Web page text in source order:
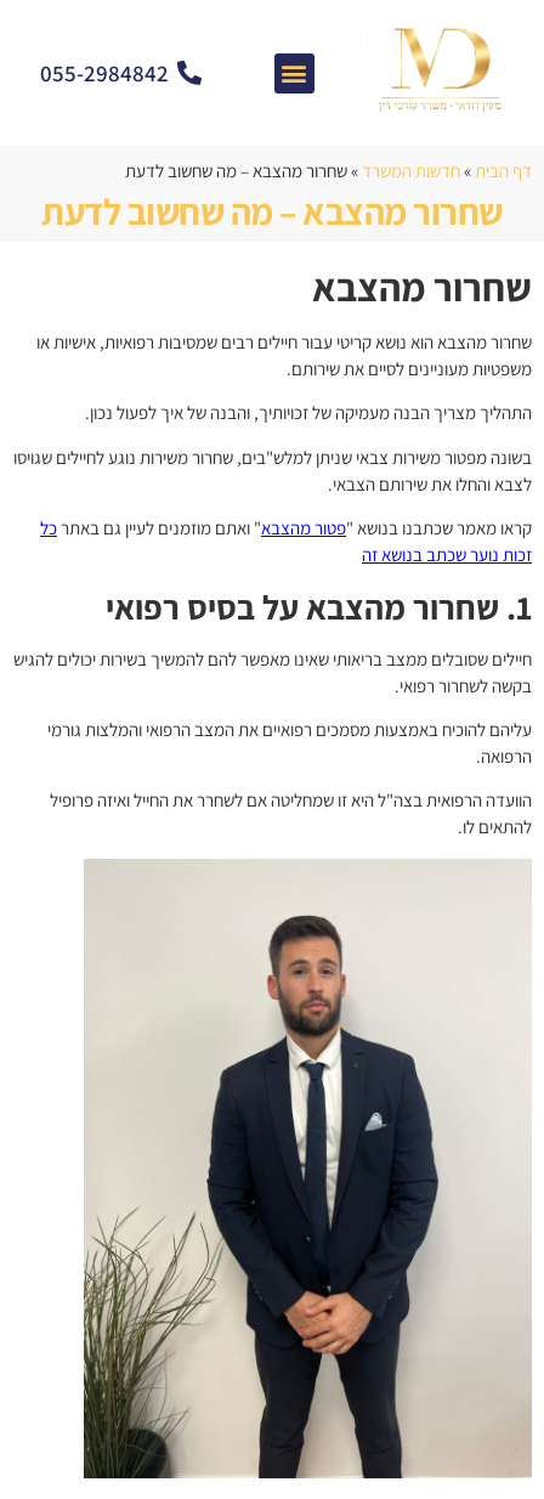
055-2984842
דף הבית»חדשות המשרד »שחרור מהצבא – מה שחשוב לדעת
שחרור מהצבא – מה שחשוב לדעת
שחרור מהצבא
שחרור מהצבא הוא נושא קריטי עבור חיילים רבים שמסיבות רפואיות, אישיות או
משפטיות מעוניינים לסיים את שירותם.
התהליך מצריך הבנה מעמיקה של זכויותיך, והבנה של איך לפעול נכון.
בשונה מפטור משירות צבאי שניתן למלש"בים, שחרור משירות נוגע לחיילים שגויסו
לצבא והחלו את שירותם הצבאי.
קראו מאמר שכתבנו בנושא "פטור מהצבא" ואתם מוזמנים לעיין גם באתרכל
זכות נוער שכתב בנושא זה
1. שחרור מהצבא על בסיס רפואי
חיילים שסובלים ממצב בריאותי שאינו מאפשר להם להמשיך בשירות יכולים להגיש
בקשה לשחרור רפואי.
עליהם להוכיח באמצעות מסמכים רפואיים את המצב הרפואי והמלצות גורמי
הרפואה.
הוועדה הרפואית בצה"ל היא זו שמחליטה אם לשחרר את החייל ואיזה פרופיל
להתאים לו.